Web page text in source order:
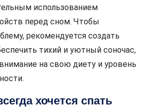
использованием
перед сном. Чтобы
рекомендуется создать
тихий и уютный соночас,
на свою диету и уровень
хочется спать